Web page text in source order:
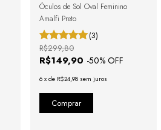
Óculos de Sol Oval Feminino
Amalfi Preto
(3)
R$149,90 -50% OFF
R$299,80
6 x de R$24,98 sem juros